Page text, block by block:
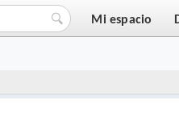
Mi espacio